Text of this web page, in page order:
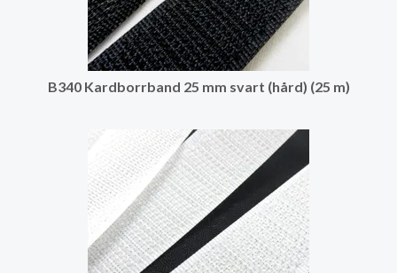
B340 Kardborrband 25 mm svart (hård) (25 m)